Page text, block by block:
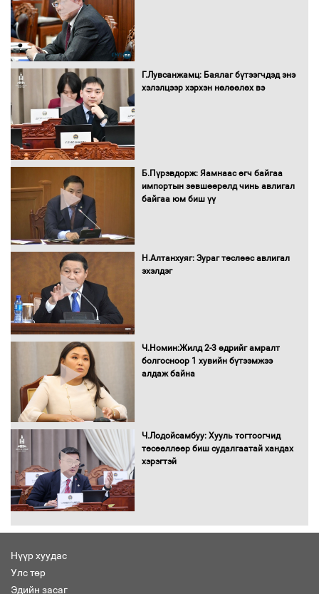
Монгол Улс “COP17”-д “Тал хээрийн
төлөвлөгөө”-гөө танилцуулна
худалдан авах журмыг баталлаа
шилжиж, найр наадам, зөвлөгөөн,
гадаад томилолтыг хориглолоо
Г.Лувсанжамц: Баялаг бүтээгчдэд энэ
хэлэлцээр хэрхэн нөлөөлөх вэ
Б.Пүрэвдорж: Яамнаас өгч байгаа
импортын зөвшөөрөлд чинь авлигал
байгаа юм биш үү
Н.Алтанхуяг: Зураг төслөөс авлигал
эхэлдэг
Ч.Номин:Жилд 2-3 өдрийг амралт
болгосноор 1 хувийн бүтээмжээ
алдаж байна
Ч.Лодойсамбуу: Хууль тогтоогчид
төсөөллөөр биш судалгаатай хандах
хэрэгтэй
Нүүр хуудас
Улс төр
Эдийн засаг